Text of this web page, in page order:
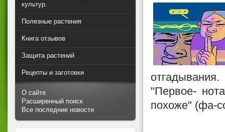
"Первое-
похоже" (фа-
культур.
Полезные растения
Книга отзывов
Защита растений
Рецепты и заготовки
О сайте
Расширенный поиск
Все последние новости